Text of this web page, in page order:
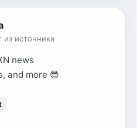
из источника
news
and more 😎